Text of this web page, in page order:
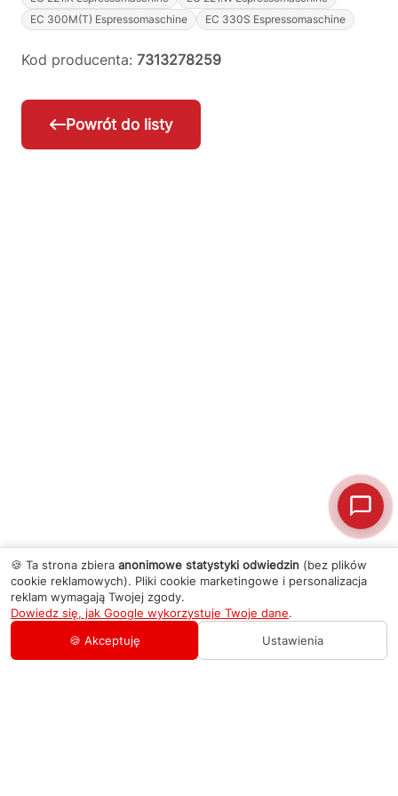
EC 300M(T) Espressomaschine
EC 330S Espressomaschine
Kod producenta: 7313278259
Powrót do listy
🍪 Ta strona zbiera anonimowe statystyki odwiedzin (bez plików
cookie reklamowych). Pliki cookie marketingowe i personalizacja
reklam wymagają Twojej zgody.
Dowiedz się, jak Google wykorzystuje Twoje dane.
🍪 Akceptuję
Ustawienia